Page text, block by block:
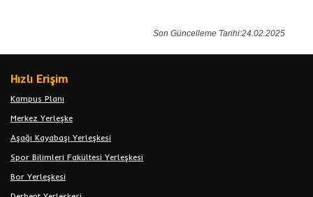
Son Güncelleme Tarihi:24.02.2025
Hızlı Erişim
Kampus Planı
Merkez Yerleşke
Aşağı Kayabaşı Yerleşkesi
Spor Bilimleri Fakültesi Yerleşkesi
Bor Yerleşkesi